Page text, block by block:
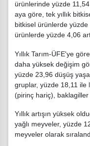
ürünlerinde yüzde
aya göre, tek yıllık
bitkisel ürünlerde
ürünlerde yüzde 4,06
Yıllık Tarım-ÜFE'ye
daha yüksek değişim
yüzde 23,96 düşüş
gruplar, yüzde 18,11 ile
(pirinç hariç), baklagiller
Yıllık artışın yüksek
yağlı meyveler, yüzde
meyveler olarak